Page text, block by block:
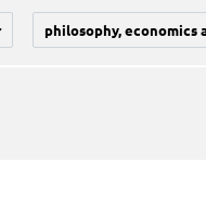
philosophy, economics